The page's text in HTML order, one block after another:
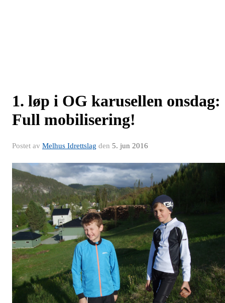
1. løp i OG karusellen onsdag:
Full mobilisering!
Postet av Melhus Idrettslag den 5. jun 2016